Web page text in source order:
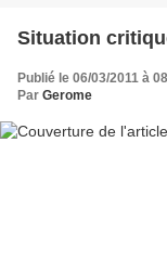
Situation
Publié le 06/03/2011 à
Par Gerome